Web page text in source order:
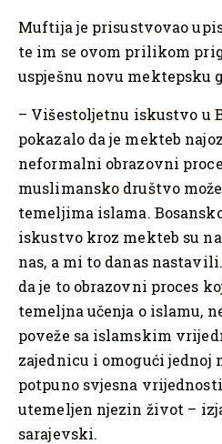
Muftija je prisustvovao
te im se ovom prilikom
uspješnu novu mektepsku
– Višestoljetnu iskustvo u
pokazalo da je mekteb
neformalni obrazovni
muslimansko društvo
temeljima islama.
iskustvo kroz mekteb su
nas, a mi to danas
da je to obrazovni proces
temeljna učenja o islamu,
poveže sa islamskim
zajednicu i omogući jednoj
potpuno svjesna
utemeljen njezin život –
sarajevski.